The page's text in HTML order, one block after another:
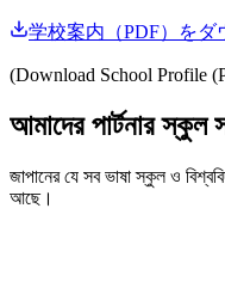
学校案内（PDF）をダ
(Download School Profile
আমাদের পার্টনার স্কুল
জাপানের যে সব ভাষা স্কুল ও
আছে।